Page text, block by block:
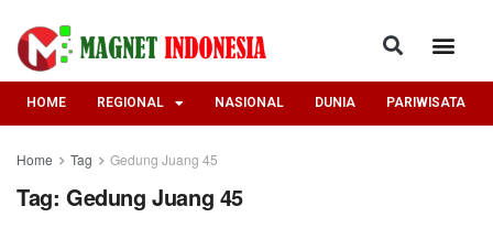
HOME REGIONAL NASIONAL DUNIA PARIWISATA
Home Tag Gedung Juang 45
Tag: Gedung Juang 45